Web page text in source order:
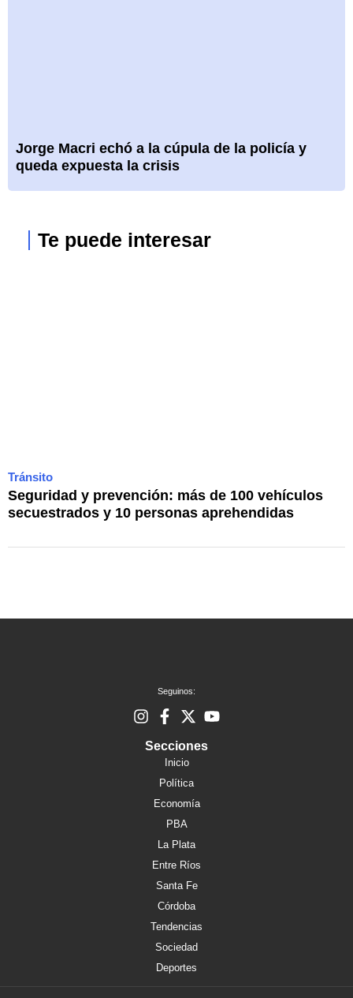
Jorge Macri echó a la cúpula de la policía y
queda expuesta la crisis
Te puede interesar
Tránsito
Seguridad y prevención: más de 100 vehículos
secuestrados y 10 personas aprehendidas
Seguinos:
Secciones
Inicio
Política
Economía
PBA
La Plata
Entre Ríos
Santa Fe
Córdoba
Tendencias
Sociedad
Deportes